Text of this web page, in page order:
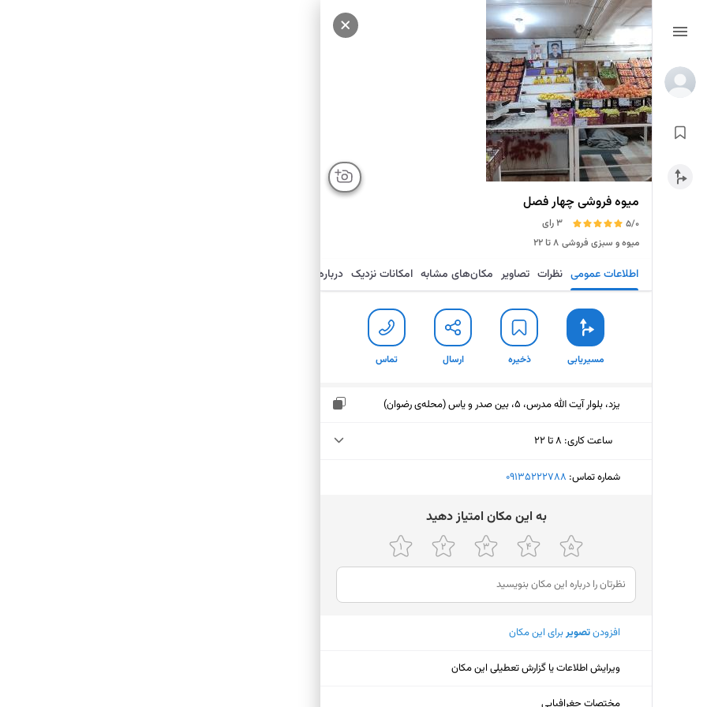
میوه فروشی چهار فصل
5/0
3 رای
میوه و سبزی فروشی ۸ تا ۲۲
اطلاعات عمومی نظرات تصاویر مکان‌های مشابه امکانات نزدیک درباره
مسیریابی ذخیره ارسال تماس
یزد، بلوار آیت الله مدرس، 5، بین صدر و یاس (محله‌ی رضوان)
ساعت کاری: ۸ تا ۲۲
سه‌شنبه (امروز)
جمعه
۸ تا ۱۳:۴۵
شنبه
۸ تا ۲۲
یکشنبه
دوشنبه
شماره تماس: ‎09135222788
ﺑﻪ اﯾﻦ ﻣﮑﺎن اﻣﺘﯿﺎز دﻫﯿﺪ
افزودنتصویربرای این مکان
ویرایش اطلاعات یا گزارش تعطیلی این مکان